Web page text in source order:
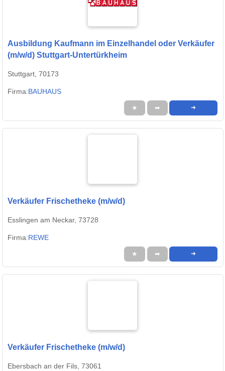
Ausbildung Kaufmann im Einzelhandel oder Verkäufer
(m/w/d) Stuttgart-Untertürkheim
Stuttgart, 70173
Firma:BAUHAUS
★ ➦ ➜
Verkäufer Frischetheke (m/w/d)
Esslingen am Neckar, 73728
Firma:REWE
★ ➦ ➜
Verkäufer Frischetheke (m/w/d)
Ebersbach an der Fils, 73061